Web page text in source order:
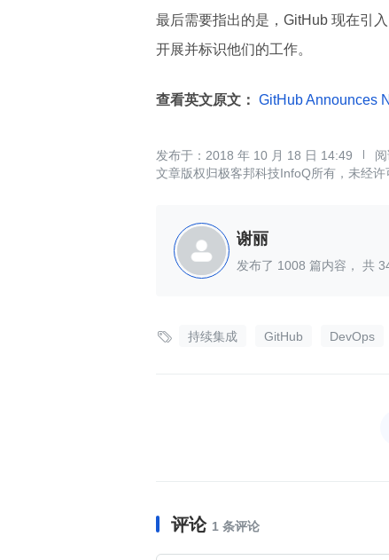
最后需要指出的是，GitHub 现在引
开展并标识他们的工作。
查看英文原文： GitHub Announces
2018 年 10 月 18 日 14:49
文章版权归极客邦科技InfoQ所有，未经许
谢丽
发布了 1008 篇内容， 共
 持续集成 GitHub DevOps
评论 1 条评论